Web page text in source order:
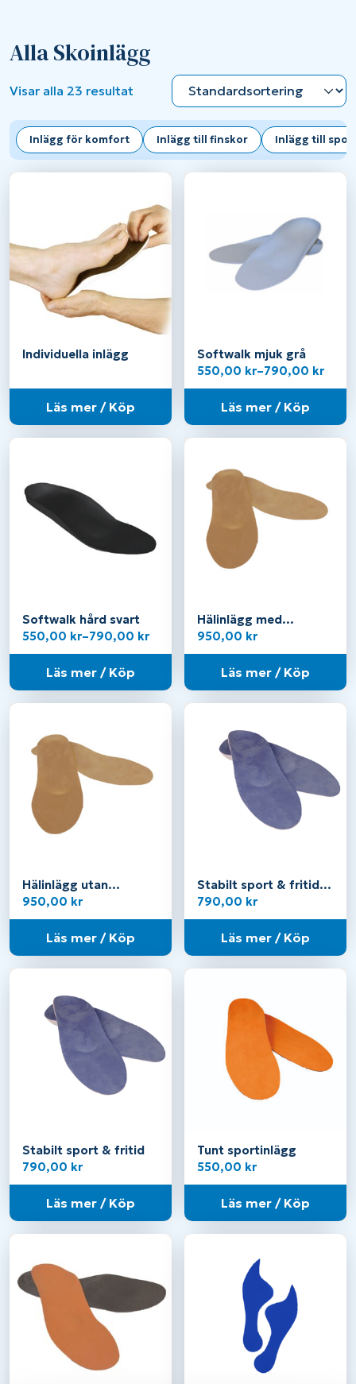
Alla Skoinlägg
Visar alla 23 resultat
Inlägg för komfort Inlägg till finskor Inlägg till
Individuella inlägg
Läs mer / Köp
Softwalk mjuk grå
550,00 kr–790,00 kr
Prisintervall:
550,00 kr
790,00 kr
Läs mer / Köp
Softwalk hård svart
550,00 kr–790,00 kr
Prisintervall:
550,00 kr
790,00 kr
Läs mer / Köp
Hälinlägg med
framfotsstöd
950,00 kr
Läs mer / Köp
Hälinlägg utan
framfotsstöd
950,00 kr
Läs mer / Köp
Stabilt sport & fritid
med framfotsstöd
790,00 kr
Läs mer / Köp
Stabilt sport & fritid
790,00 kr
Läs mer / Köp
Tunt sportinlägg
550,00 kr
Läs mer / Köp